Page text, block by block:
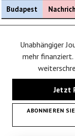
Budapest
Unabhängiger
mehr
Jetzt
ABONNIEREN